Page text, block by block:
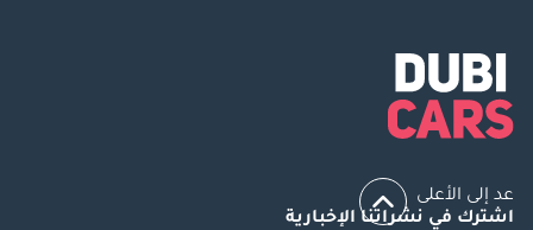
عد إلى الأعلى
اشترك في نشراتنا الإخبارية